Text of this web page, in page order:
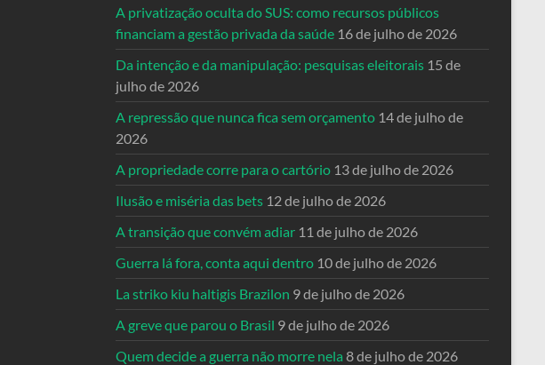
A privatização oculta do SUS: como recursos públicos
financiam a gestão privada da saúde 16 de julho de 2026
Da intenção e da manipulação: pesquisas eleitorais 15 de
julho de 2026
A repressão que nunca fica sem orçamento 14 de julho de
2026
A propriedade corre para o cartório 13 de julho de 2026
Ilusão e miséria das bets 12 de julho de 2026
A transição que convém adiar 11 de julho de 2026
Guerra lá fora, conta aqui dentro 10 de julho de 2026
La striko kiu haltigis Brazilon 9 de julho de 2026
A greve que parou o Brasil 9 de julho de 2026
Quem decide a guerra não morre nela 8 de julho de 2026